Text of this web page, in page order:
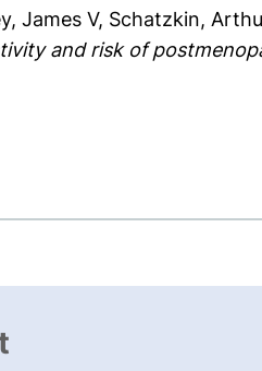
James V, Schatzkin,
and risk of